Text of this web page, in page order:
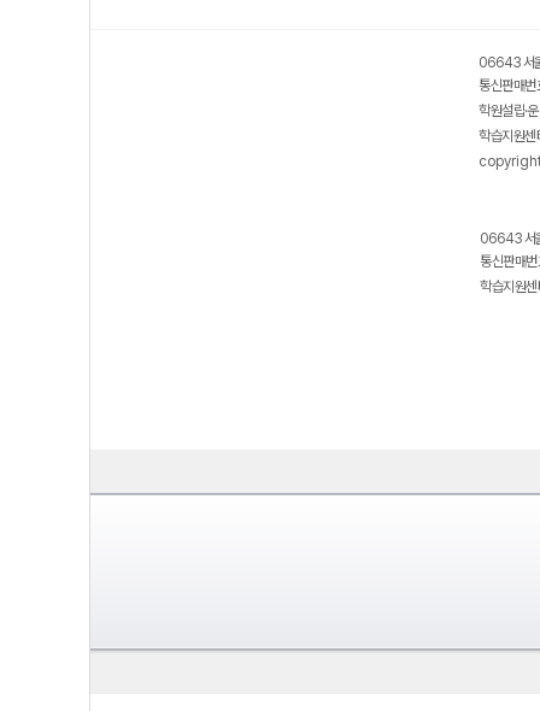
06643 서
통신판매
학원설립·
학습지원
06643 서
통신판매
학습지원